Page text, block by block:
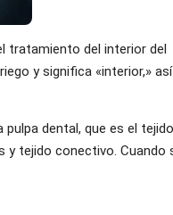
tratamiento del interior del
y significa «interior,» así
dental, que es el tejido
y tejido conectivo. Cuando